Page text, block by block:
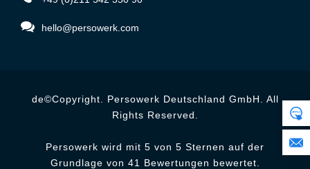
hello@persowerk.com
de©Copyright. Persowerk Deutschland GmbH. All
Rights Reserved.
Persowerk wird mit 5 von 5 Sternen auf der
Grundlage von 41 Bewertungen bewertet.